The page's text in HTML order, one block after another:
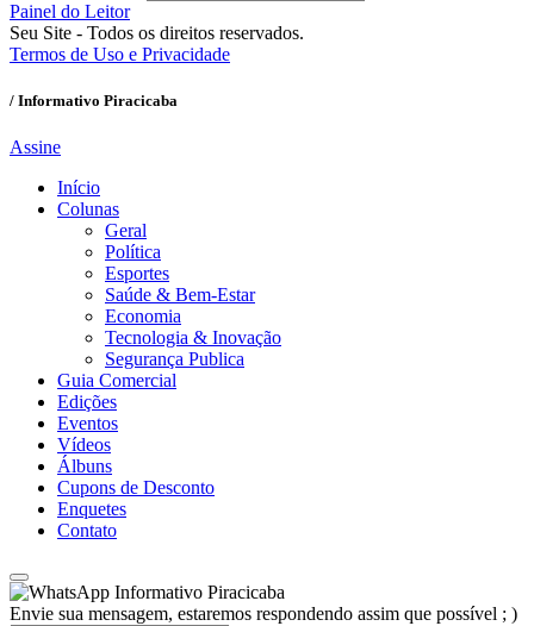
Painel do Leitor
Seu Site - Todos os direitos reservados.
Termos de Uso e Privacidade
/ Informativo Piracicaba
Assine
Início
Colunas
Geral
Política
Esportes
Saúde & Bem-Estar
Economia
Tecnologia & Inovação
Segurança Publica
Guia Comercial
Edições
Eventos
Vídeos
Álbuns
Cupons de Desconto
Enquetes
Contato
Informativo Piracicaba
Envie sua mensagem, estaremos respondendo assim que possível ; )